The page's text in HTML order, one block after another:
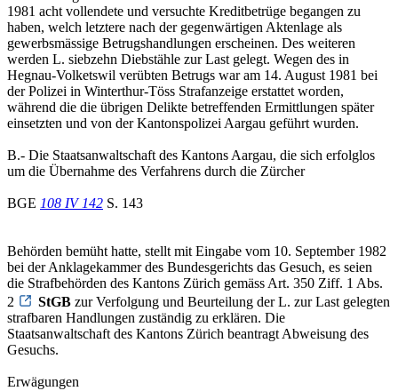
1981 acht vollendete und versuchte Kreditbetrüge begangen zu
haben, welch letztere nach der gegenwärtigen Aktenlage als
gewerbsmässige Betrugshandlungen erscheinen. Des weiteren
werden L. siebzehn Diebstähle zur Last gelegt. Wegen des in
Hegnau-Volketswil verübten Betrugs war am 14. August 1981 bei
der Polizei in Winterthur-Töss Strafanzeige erstattet worden,
während die die übrigen Delikte betreffenden Ermittlungen später
einsetzten und von der Kantonspolizei Aargau geführt wurden.
B.- Die Staatsanwaltschaft des Kantons Aargau, die sich erfolglos
um die Übernahme des Verfahrens durch die Zürcher
BGE 108 IV 142 S. 143
Behörden bemüht hatte, stellt mit Eingabe vom 10. September 1982
bei der Anklagekammer des Bundesgerichts das Gesuch, es seien
die Strafbehörden des Kantons Zürich gemäss Art. 350 Ziff. 1 Abs.
2
StGB zur Verfolgung und Beurteilung der L. zur Last gelegten
strafbaren Handlungen zuständig zu erklären. Die
Staatsanwaltschaft des Kantons Zürich beantragt Abweisung des
Gesuchs.
Erwägungen